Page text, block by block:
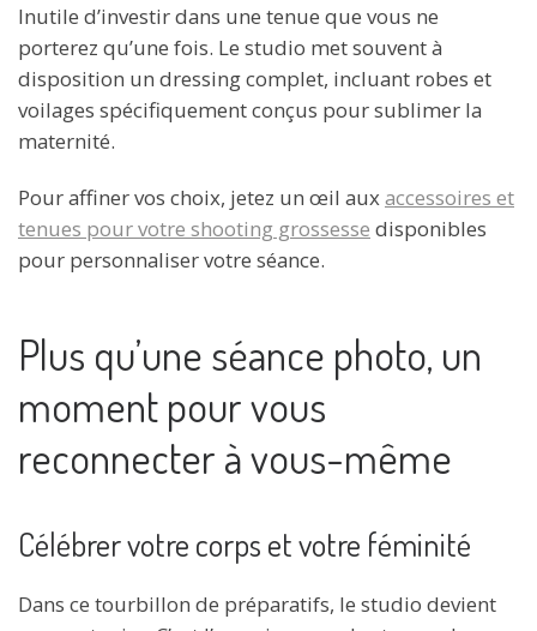
Inutile d’investir dans une tenue que vous ne
porterez qu’une fois. Le studio met souvent à
disposition un dressing complet, incluant robes et
voilages spécifiquement conçus pour sublimer la
maternité.
Pour affiner vos choix, jetez un œil auxaccessoires et
tenues pour votre shooting grossesse disponibles
pour personnaliser votre séance.
Plus qu’une séance photo, un
moment pour vous
reconnecter à vous-même
Célébrer votre corps et votre féminité
Dans ce tourbillon de préparatifs, le studio devient